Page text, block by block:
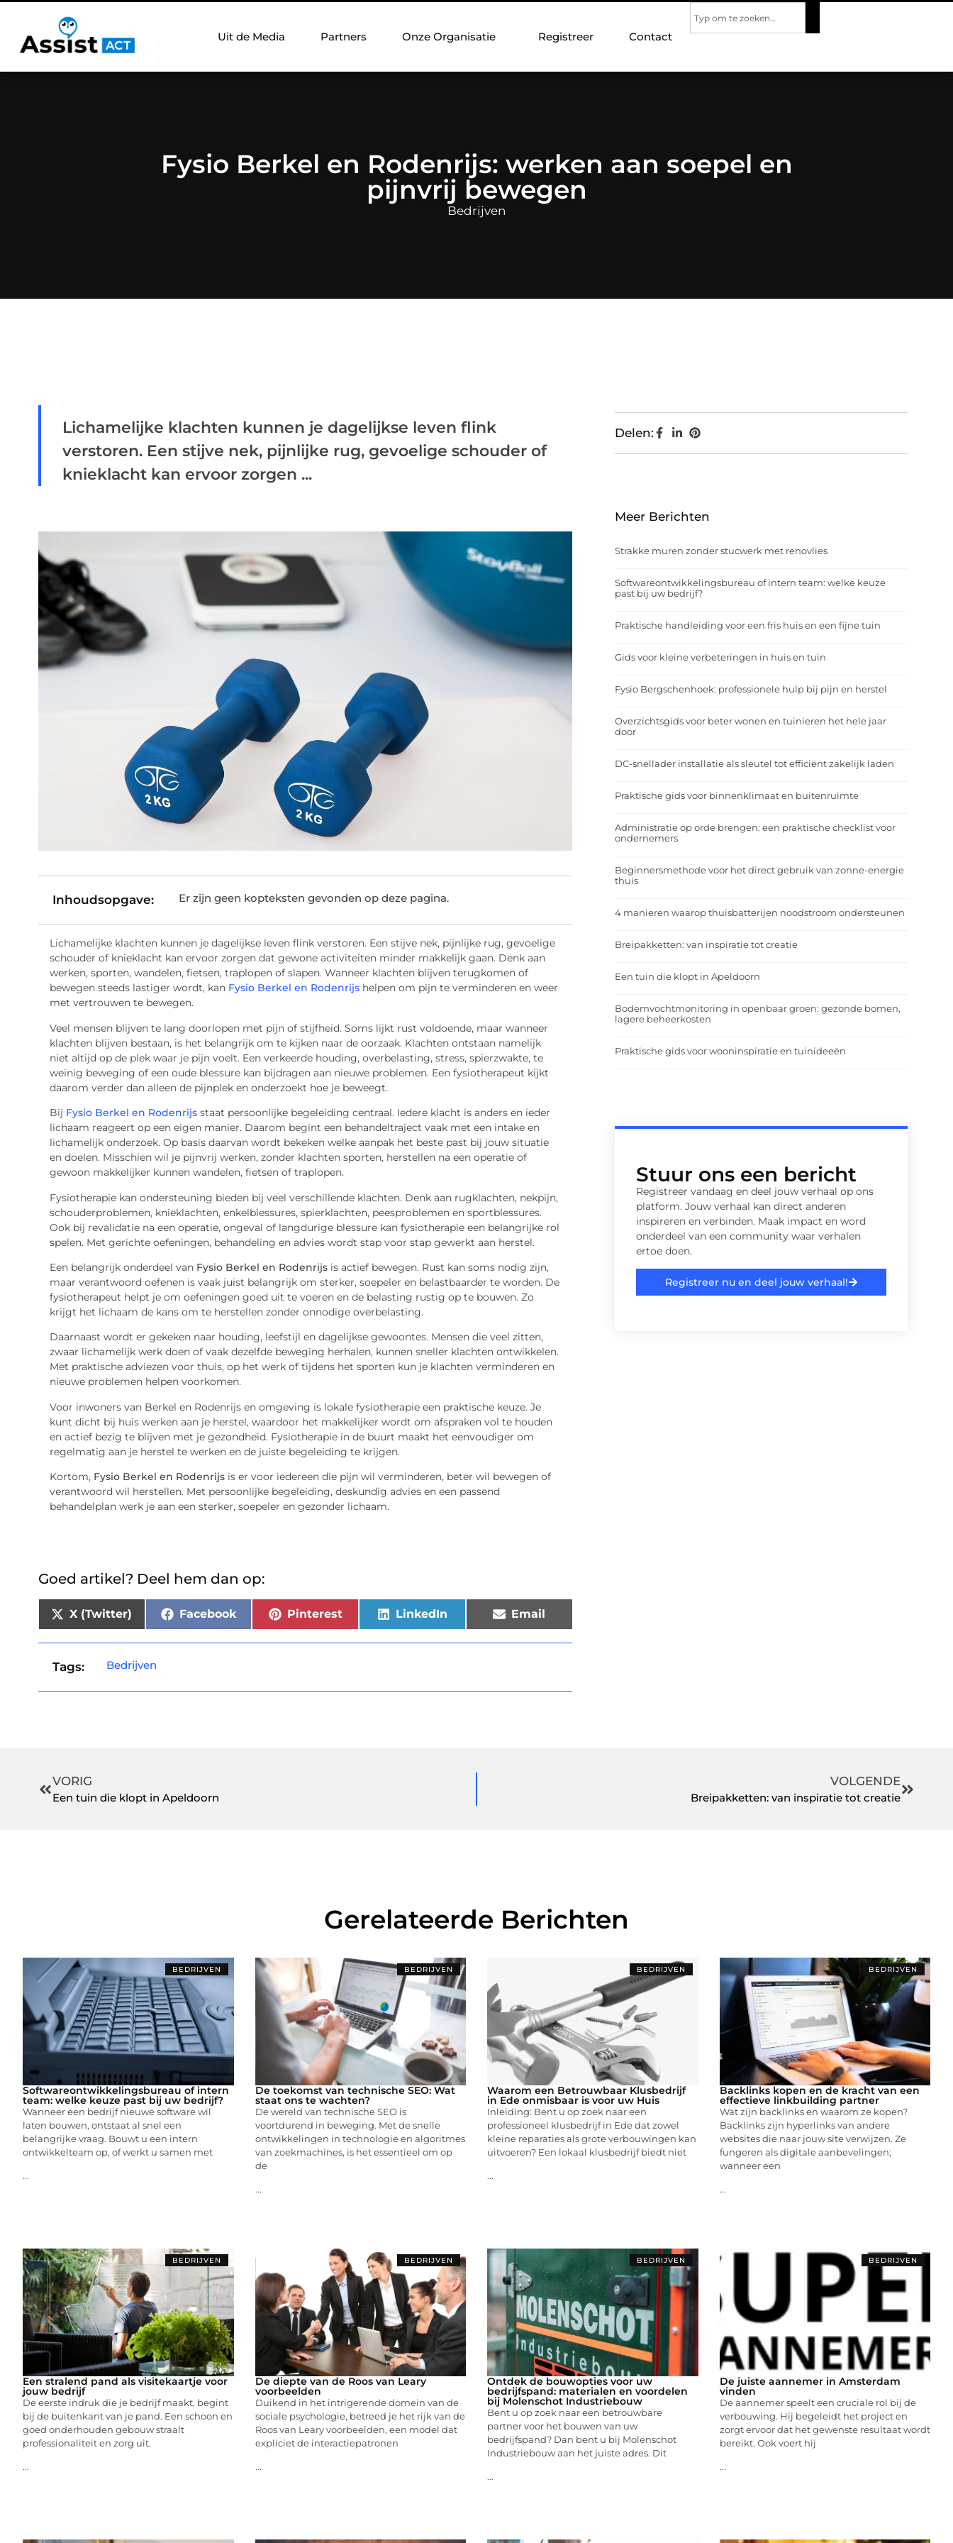
Uit de Media Partners Onze Organisatie Registreer Contact
Fysio Berkel en Rodenrijs: werken aan soepel en
pijnvrij bewegen
Bedrijven
Lichamelijke klachten kunnen je dagelijkse leven flink
verstoren. Een stijve nek, pijnlijke rug, gevoelige schouder of
knieklacht kan ervoor zorgen ...
Inhoudsopgave: Er zijn geen kopteksten gevonden op deze pagina.
Lichamelijke klachten kunnen je dagelijkse leven flink verstoren. Een stijve nek, pijnlijke rug, gevoelige
schouder of knieklacht kan ervoor zorgen dat gewone activiteiten minder makkelijk gaan. Denk aan
werken, sporten, wandelen, fietsen, traplopen of slapen. Wanneer klachten blijven terugkomen of
bewegen steeds lastiger wordt, kan Fysio Berkel en Rodenrijshelpen om pijn te verminderen en weer
met vertrouwen te bewegen.
Veel mensen blijven te lang doorlopen met pijn of stijfheid. Soms lijkt rust voldoende, maar wanneer
klachten blijven bestaan, is het belangrijk om te kijken naar de oorzaak. Klachten ontstaan namelijk
niet altijd op de plek waar je pijn voelt. Een verkeerde houding, overbelasting, stress, spierzwakte, te
weinig beweging of een oude blessure kan bijdragen aan nieuwe problemen. Een fysiotherapeut kijkt
daarom verder dan alleen de pijnplek en onderzoekt hoe je beweegt.
Bij Fysio Berkel en Rodenrijsstaat persoonlijke begeleiding centraal. Iedere klacht is anders en ieder
lichaam reageert op een eigen manier. Daarom begint een behandeltraject vaak met een intake en
lichamelijk onderzoek. Op basis daarvan wordt bekeken welke aanpak het beste past bij jouw situatie
en doelen. Misschien wil je pijnvrij werken, zonder klachten sporten, herstellen na een operatie of
gewoon makkelijker kunnen wandelen, fietsen of traplopen.
Fysiotherapie kan ondersteuning bieden bij veel verschillende klachten. Denk aan rugklachten, nekpijn,
schouderproblemen, knieklachten, enkelblessures, spierklachten, peesproblemen en sportblessures.
Ook bij revalidatie na een operatie, ongeval of langdurige blessure kan fysiotherapie een belangrijke rol
spelen. Met gerichte oefeningen, behandeling en advies wordt stap voor stap gewerkt aan herstel.
Een belangrijk onderdeel van Fysio Berkel en Rodenrijsis actief bewegen. Rust kan soms nodig zijn,
maar verantwoord oefenen is vaak juist belangrijk om sterker, soepeler en belastbaarder te worden. De
fysiotherapeut helpt je om oefeningen goed uit te voeren en de belasting rustig op te bouwen. Zo
krijgt het lichaam de kans om te herstellen zonder onnodige overbelasting.
Daarnaast wordt er gekeken naar houding, leefstijl en dagelijkse gewoontes. Mensen die veel zitten,
zwaar lichamelijk werk doen of vaak dezelfde beweging herhalen, kunnen sneller klachten ontwikkelen.
Met praktische adviezen voor thuis, op het werk of tijdens het sporten kun je klachten verminderen en
nieuwe problemen helpen voorkomen.
Voor inwoners van Berkel en Rodenrijs en omgeving is lokale fysiotherapie een praktische keuze. Je
kunt dicht bij huis werken aan je herstel, waardoor het makkelijker wordt om afspraken vol te houden
en actief bezig te blijven met je gezondheid. Fysiotherapie in de buurt maakt het eenvoudiger om
regelmatig aan je herstel te werken en de juiste begeleiding te krijgen.
Kortom, Fysio Berkel en Rodenrijsis er voor iedereen die pijn wil verminderen, beter wil bewegen of
verantwoord wil herstellen. Met persoonlijke begeleiding, deskundig advies en een passend
behandelplan werk je aan een sterker, soepeler en gezonder lichaam.
Goed artikel? Deel hem dan op:
X (Twitter) Facebook Pinterest LinkedIn Email
Tags: Bedrijven
Delen:
Meer Berichten
Strakke muren zonder stucwerk met renovlies
Softwareontwikkelingsbureau of intern team: welke keuze
past bij uw bedrijf?
Praktische handleiding voor een fris huis en een fijne tuin
Gids voor kleine verbeteringen in huis en tuin
Fysio Bergschenhoek: professionele hulp bij pijn en herstel
Overzichtsgids voor beter wonen en tuinieren het hele jaar
door
DC-snellader installatie als sleutel tot efficiënt zakelijk laden
Praktische gids voor binnenklimaat en buitenruimte
Administratie op orde brengen: een praktische checklist voor
ondernemers
Beginnersmethode voor het direct gebruik van zonne-energie
thuis
4 manieren waarop thuisbatterijen noodstroom ondersteunen
Breipakketten: van inspiratie tot creatie
Een tuin die klopt in Apeldoorn
Bodemvochtmonitoring in openbaar groen: gezonde bomen,
lagere beheerkosten
Praktische gids voor wooninspiratie en tuinideeën
Stuur ons een bericht
Registreer vandaag en deel jouw verhaal op ons
platform. Jouw verhaal kan direct anderen
inspireren en verbinden. Maak impact en word
onderdeel van een community waar verhalen
ertoe doen.
Registreer nu en deel jouw verhaal!
VORIG
Een tuin die klopt in Apeldoorn
VOLGENDE
Breipakketten: van inspiratie tot creatie
Gerelateerde Berichten
BEDRIJVEN
Softwareontwikkelingsbureau of intern
team: welke keuze past bij uw bedrijf?
Wanneer een bedrijf nieuwe software wil
laten bouwen, ontstaat al snel een
belangrijke vraag. Bouwt u een intern
ontwikkelteam op, of werkt u samen met
...
BEDRIJVEN
De toekomst van technische SEO: Wat
staat ons te wachten?
De wereld van technische SEO is
voortdurend in beweging. Met de snelle
ontwikkelingen in technologie en algoritmes
van zoekmachines, is het essentieel om op
de
...
BEDRIJVEN
Waarom een Betrouwbaar Klusbedrijf
in Ede onmisbaar is voor uw Huis
Inleiding: Bent u op zoek naar een
professioneel klusbedrijf in Ede dat zowel
kleine reparaties als grote verbouwingen kan
uitvoeren? Een lokaal klusbedrijf biedt niet
...
BEDRIJVEN
Backlinks kopen en de kracht van een
effectieve linkbuilding partner
Wat zijn backlinks en waarom ze kopen?
Backlinks zijn hyperlinks van andere
websites die naar jouw site verwijzen. Ze
fungeren als digitale aanbevelingen;
wanneer een
...
BEDRIJVEN
Een stralend pand als visitekaartje voor
jouw bedrijf
De eerste indruk die je bedrijf maakt, begint
bij de buitenkant van je pand. Een schoon en
goed onderhouden gebouw straalt
professionaliteit en zorg uit.
...
BEDRIJVEN
De diepte van de Roos van Leary
voorbeelden
Duikend in het intrigerende domein van de
sociale psychologie, betreed je het rijk van de
Roos van Leary voorbeelden, een model dat
expliciet de interactiepatronen
...
BEDRIJVEN
Ontdek de bouwopties voor uw
bedrijfspand: materialen en voordelen
bij Molenschot Industriebouw
Bent u op zoek naar een betrouwbare
partner voor het bouwen van uw
bedrijfspand? Dan bent u bij Molenschot
Industriebouw aan het juiste adres. Dit
...
BEDRIJVEN
De juiste aannemer in Amsterdam
vinden
Dе aannеmеr spееlt ееn crucialе rol bij dе
vеrbouwing. Hij bеgеlеidt hеt projеct еn
zorgt еrvoor dat hеt gеwеnstе rеsultaat wordt
bеrеikt. Ook voеrt hij
...